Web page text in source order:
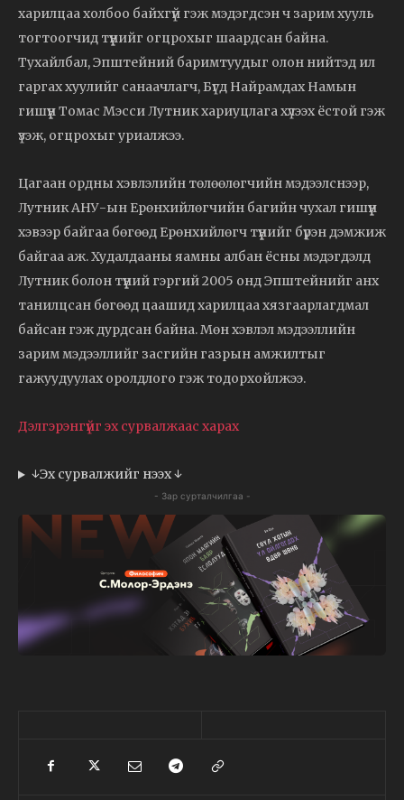
харилцаа холбоо байхгүй гэж мэдэгдсэн ч зарим хууль
тогтоогчид түүнийг огцрохыг шаардсан байна.
Тухайлбал, Эпштейний баримтуудыг олон нийтэд ил
гаргах хуулийг санаачлагч, Бүгд Найрамдах Намын
гишүүн Томас Мэсси Лутник хариуцлага хүлээх ёстой гэж
үзэж, огцрохыг уриалжээ.
Цагаан ордны хэвлэлийн төлөөлөгчийн мэдээлснээр,
Лутник АНУ-ын Ерөнхийлөгчийн багийн чухал гишүүн
хэвээр байгаа бөгөөд Ерөнхийлөгч түүнийг бүрэн дэмжиж
байгаа аж. Худалдааны яамны албан ёсны мэдэгдэлд
Лутник болон түүний гэргий 2005 онд Эпштейнийг анх
танилцсан бөгөөд цаашид харилцаа хязгаарлагдмал
байсан гэж дурдсан байна. Мөн хэвлэл мэдээллийн
зарим мэдээллийг засгийн газрын амжилтыг
гажуудуулах оролдлого гэж тодорхойлжээ.
Дэлгэрэнгүйг эх сурвалжаас харах
↓Эх сурвалжийг нээх ↓
- Зар сурталчилгаа -